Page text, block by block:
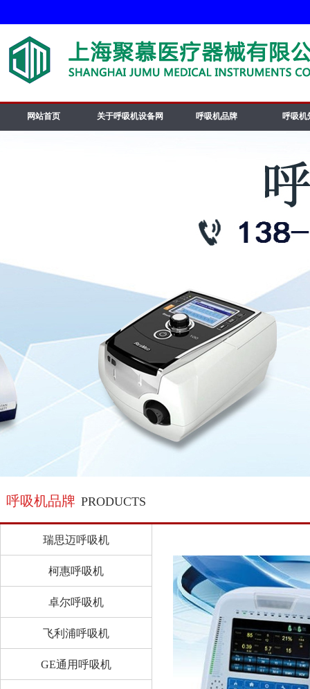
网站首页 关于呼吸机设备网 呼吸机品牌 呼吸机
呼吸机品牌 PRODUCTS
瑞思迈呼吸机
柯惠呼吸机
卓尔呼吸机
飞利浦呼吸机
GE通用呼吸机